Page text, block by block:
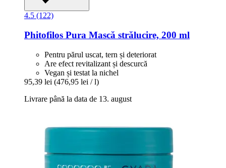
4.5 (122)
Phitofilos Pura Mască strălucire, 200 ml
Pentru părul uscat, tern și deteriorat
Are efect revitalizant și descurcă
Vegan și testat la nichel
95,39 lei (476,95 lei / l)
Livrare până la data de 13. august